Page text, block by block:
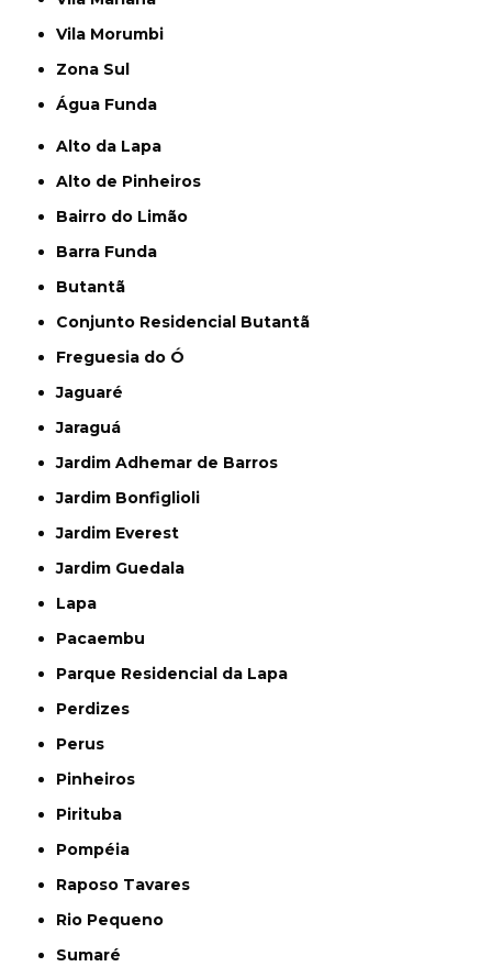
Vila Morumbi
Zona Sul
Água Funda
Alto da Lapa
Alto de Pinheiros
Bairro do Limão
Barra Funda
Butantã
Conjunto Residencial Butantã
Freguesia do Ó
Jaguaré
Jaraguá
Jardim Adhemar de Barros
Jardim Bonfiglioli
Jardim Everest
Jardim Guedala
Lapa
Pacaembu
Parque Residencial da Lapa
Perdizes
Perus
Pinheiros
Pirituba
Pompéia
Raposo Tavares
Rio Pequeno
Sumaré